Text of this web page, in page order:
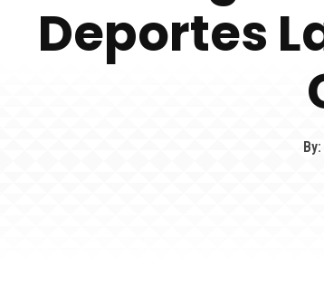
Deportes
By: